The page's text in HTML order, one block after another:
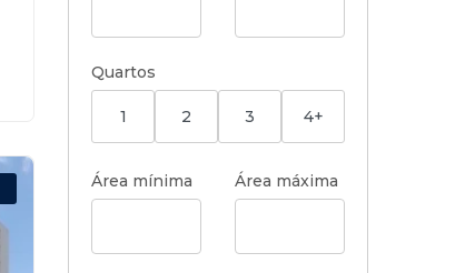
Quartos
1 2 3 4+
Área mínima Área máxima